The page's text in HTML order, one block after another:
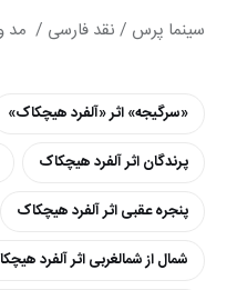
سینما پرس / نقد فارسی /  مد و
«سرگیجه» اثر «آلفرد هیچکاک»
پرندگان اثر آلفرد هیچکاک
پنجره عقبی اثر آلفرد هیچکاک
شمال از شمالغربی اثر آلفرد